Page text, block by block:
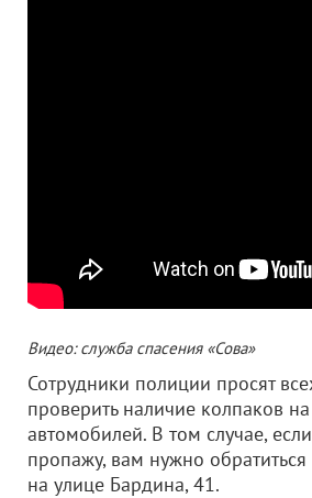
Видео: служба спасения «Сова»
Сотрудники полиции просят
проверить наличие колпаков
автомобилей. В том случае,
пропажу, вам нужно
на улице Бардина, 41.